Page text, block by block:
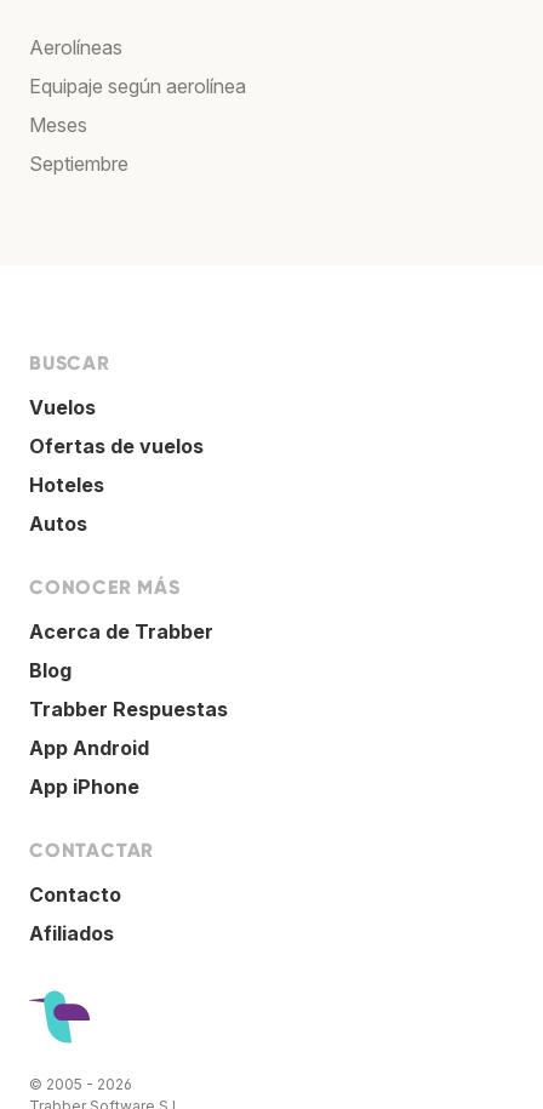
Aerolíneas
Equipaje según aerolínea
Meses
Septiembre
BUSCAR
Vuelos
Ofertas de vuelos
Hoteles
Autos
CONOCER MÁS
Acerca de Trabber
Blog
Trabber Respuestas
App Android
App iPhone
CONTACTAR
Contacto
Afiliados
© 2005 - 2026